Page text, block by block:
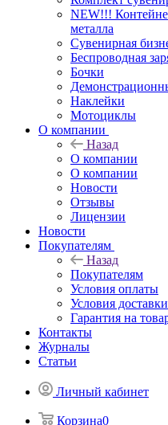
NEW!!!
металла
Сувенирная
Беспроводная
Бочки
Наклейки
Мотоциклы
О компании
Назад
О компании
О компании
Новости
Отзывы
Лицензии
Новости
Покупателям
Назад
Покупателям
Условия оплаты
Условия доставки
Гарантия на
Контакты
Журналы
Статьи
Личный кабинет
Корзина0